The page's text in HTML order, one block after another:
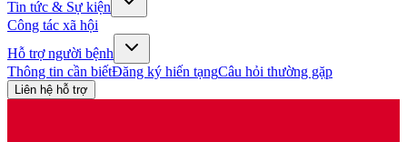
Tin tức & Sự kiện
Công tác xã hội
Hỗ trợ người bệnh
Thông tin cần biếtĐăng ký hiến tạngCâu hỏi thường gặp
Liên hệ hỗ trợ